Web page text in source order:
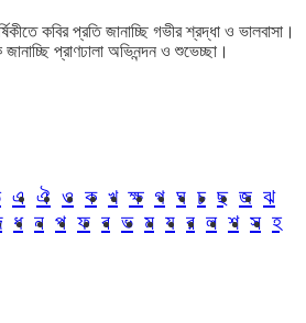
কবির প্রতি জানাচ্ছি গভীর শ্রদ্ধা ও ভালবাসা।
প্রাণঢালা অভিনন্দন ও শুভেচ্ছা।
এ ঐ ও ক খ ক্ষ গ ঘ চ ছ জ ঝ
ধ ন প ফ ব ভ ম য র ল শ স হ